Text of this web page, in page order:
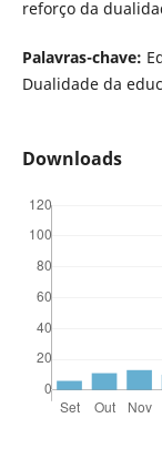
reforço da
Palavras-chave:
Dualidade da
Downloads